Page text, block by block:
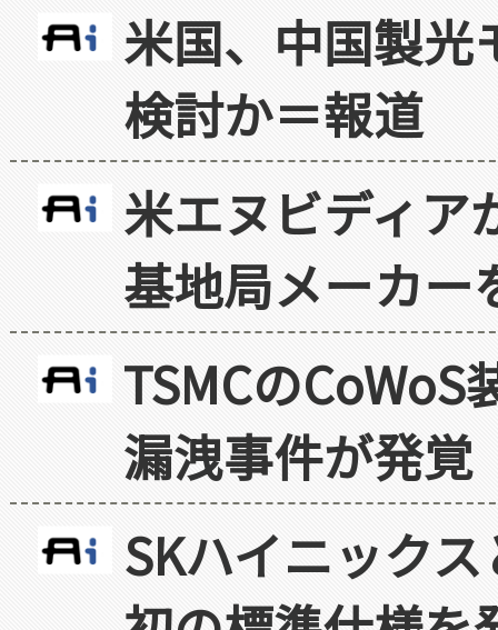
米国、中国製光
検討か＝報道
米エヌビディア
基地局メーカー
TSMCの
漏洩事件が発覚
SKハイニック